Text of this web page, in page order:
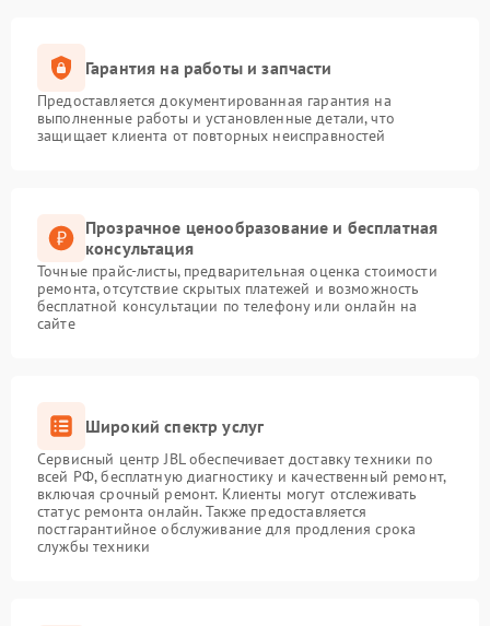
Гарантия на работы и запчасти
Предоставляется документированная гарантия на
выполненные работы и установленные детали, что
защищает клиента от повторных неисправностей
Прозрачное ценообразование и бесплатная
консультация
Точные прайс-листы, предварительная оценка стоимости
ремонта, отсутствие скрытых платежей и возможность
бесплатной консультации по телефону или онлайн на
сайте
Широкий спектр услуг
Сервисный центр JBL обеспечивает доставку техники по
всей РФ, бесплатную диагностику и качественный ремонт,
включая срочный ремонт. Клиенты могут отслеживать
статус ремонта онлайн. Также предоставляется
постгарантийное обслуживание для продления срока
службы техники